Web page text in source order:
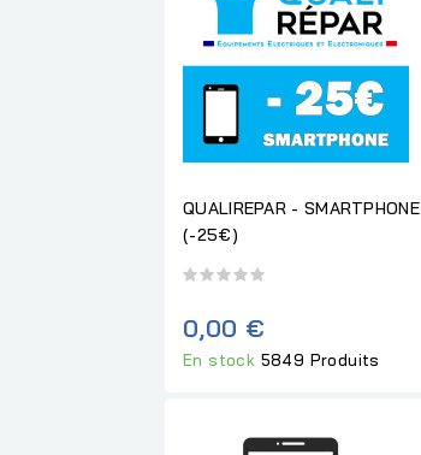
QUALIREPAR - SMARTPHONE
(-25€)
0,00 €
En stock 5849 Produits